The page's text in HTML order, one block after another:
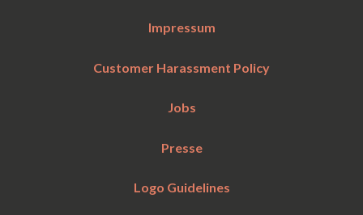
Impressum
Customer Harassment Policy
Jobs
Presse
Logo Guidelines